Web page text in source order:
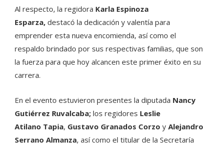
Al respecto, la regidora Karla Espinoza
Esparza, destacó la dedicación y valentía para
emprender esta nueva encomienda, así como el
respaldo brindado por sus respectivas familias, que son
la fuerza para que hoy alcancen este primer éxito en su
carrera.
En el evento estuvieron presentes la diputada Nancy
Gutiérrez Ruvalcaba; los regidores Leslie
Atilano Tapia, Gustavo Granados Corzo y Alejandro
Serrano Almanza, así como el titular de la Secretaría